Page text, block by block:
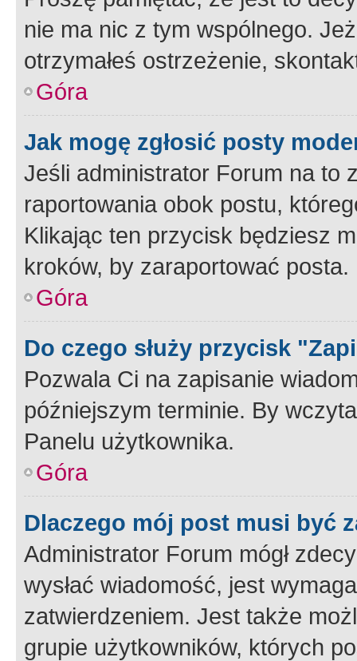
nie ma nic z tym wspólnego.
otrzymałeś ostrzeżenie,
Góra
Jak mogę zgłosić posty
Jeśli administrator Forum na to
raportowania obok postu,
Klikając ten przycisk będziesz
kroków, by zaraportować posta.
Góra
Do czego służy przycisk
Pozwala Ci na zapisanie
późniejszym terminie. By
Panelu użytkownika.
Góra
Dlaczego mój post musi być
Administrator Forum mógł
wysłać wiadomość, jest
zatwierdzeniem. Jest także
grupie użytkowników, których